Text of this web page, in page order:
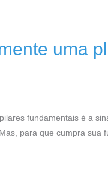
uma
fundamentais é a
para que cumpra sua